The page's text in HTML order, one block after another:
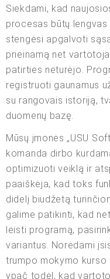
Siekdami, kad
procesas būtų
stengėsi apgalvoti
prieinamą net
patirties neturėjo.
registruoti gaunamus
su rangovais istoriją,
duomenų bazę.
Mūsų įmonės „USU
komanda dirbo
optimizuoti veiklą ir
paaiškėja, kad toks
didelį biudžetą
galime patikinti, kad
leisti programą,
variantus. Norėdami
trumpo mokymo kurso
ypač todėl, kad